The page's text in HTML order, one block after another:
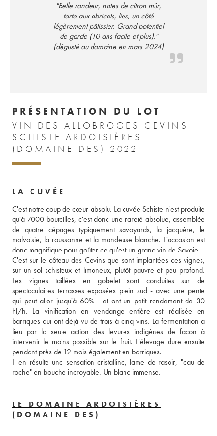
"Belle rondeur, notes de citron mûr,
tarte aux abricots, lies, un côté
légèrement pâtissier. Grand potentiel
de garde (10 ans facile et plus)."
(dégusté au domaine en mars 2024)
PRÉSENTATION DU LOT
VIN DES ALLOBROGES CEVINS
SCHISTE ARDOISIÈRES
(DOMAINE DES) 2022
LA CUVÉE
C'est notre coup de cœur absolu. La cuvée Schiste n'est produite
qu'à 7000 bouteilles, c'est donc une rareté absolue, assemblée
de quatre cépages typiquement savoyards, la jacquère, le
malvoisie, la roussanne et la mondeuse blanche. L'occasion est
donc magnifique pour goûter ce qu'est un grand vin de Savoie.
C'est sur le côteau des Cevins que sont implantées ces vignes,
sur un sol schisteux et limoneux, plutôt pauvre et peu profond.
Les vignes taillées en gobelet sont conduites sur de
spectaculaires terrasses exposées plein sud - avec une pente
qui peut aller jusqu'à 60% - et ont un petit rendement de 30
hl/h. La vinification en vendange entière est réalisée en
barriques qui ont déjà vu de trois à cinq vins. La fermentation a
lieu par la seule action des levures indigènes de façon à
intervenir le moins possible sur le fruit. L'élevage dure ensuite
pendant près de 12 mois également en barriques.
Il en résulte une sensation cristalline, lame de rasoir, "eau de
roche" en bouche incroyable. Un blanc immense.
LE DOMAINE ARDOISIÈRES
(DOMAINE DES)